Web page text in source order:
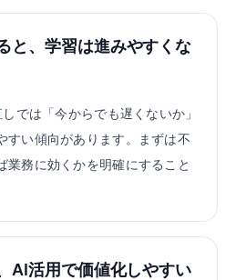
と、学習は進みやすくな
では「今からでも遅くないか」
すい傾向があります。まずは不
業務に効くかを明確にすること
AI活用で価値化しやすい